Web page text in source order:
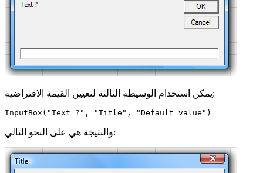
يمكن استخدام الوسيطة الثالثة لتعيين القيمة الافتراضية:
والنتيجة هي على النحو التالي: